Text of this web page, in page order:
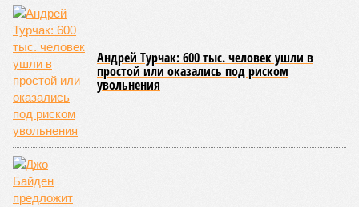
кажется, стало только хуже. Как отметил менеджер, ЮКЖД
и РЖД «последовательно и в полном объёме исполняют
взятые на себя обязательства в рамках концессионного
договора от 2008 года». «Концессия дала Армении
современную железную дорогу, при этом освободив
бюджет республики от затрат на её восстановление и
выплачивались, вся прибыль шла на развитие железной
дороги»
И в самом деле. Российская сторона поставляла Армении
вагоны, по первому чиху ремонтировала пути, в том числе